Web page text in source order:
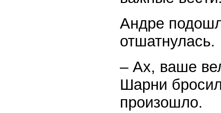
Андре
отшатнулась.
– Ах, ваше
Шарни
произошло.